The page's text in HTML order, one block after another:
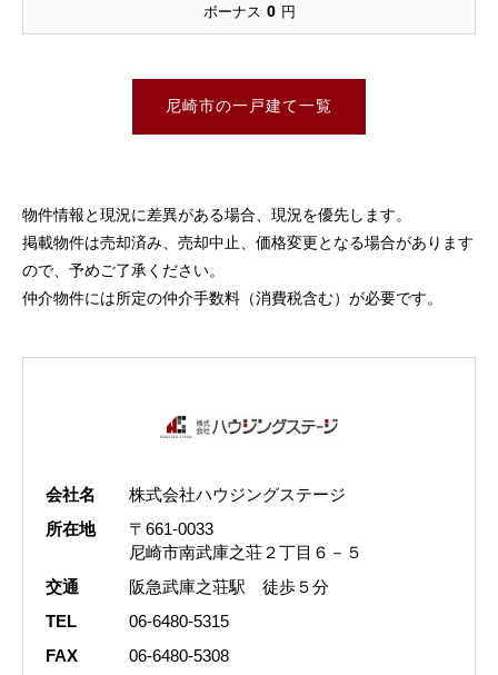
ボーナス 0 円
尼崎市の一戸建て一覧
物件情報と現況に差異がある場合、現況を優先します。
掲載物件は売却済み、売却中止、価格変更となる場合があります
ので、予めご了承ください。
仲介物件には所定の仲介手数料（消費税含む）が必要です。
会社名
株式会社ハウジングステージ
所在地
〒661-0033
尼崎市南武庫之荘２丁目６－５
交通
阪急武庫之荘駅 徒歩５分
TEL
06-6480-5315
FAX
06-6480-5308